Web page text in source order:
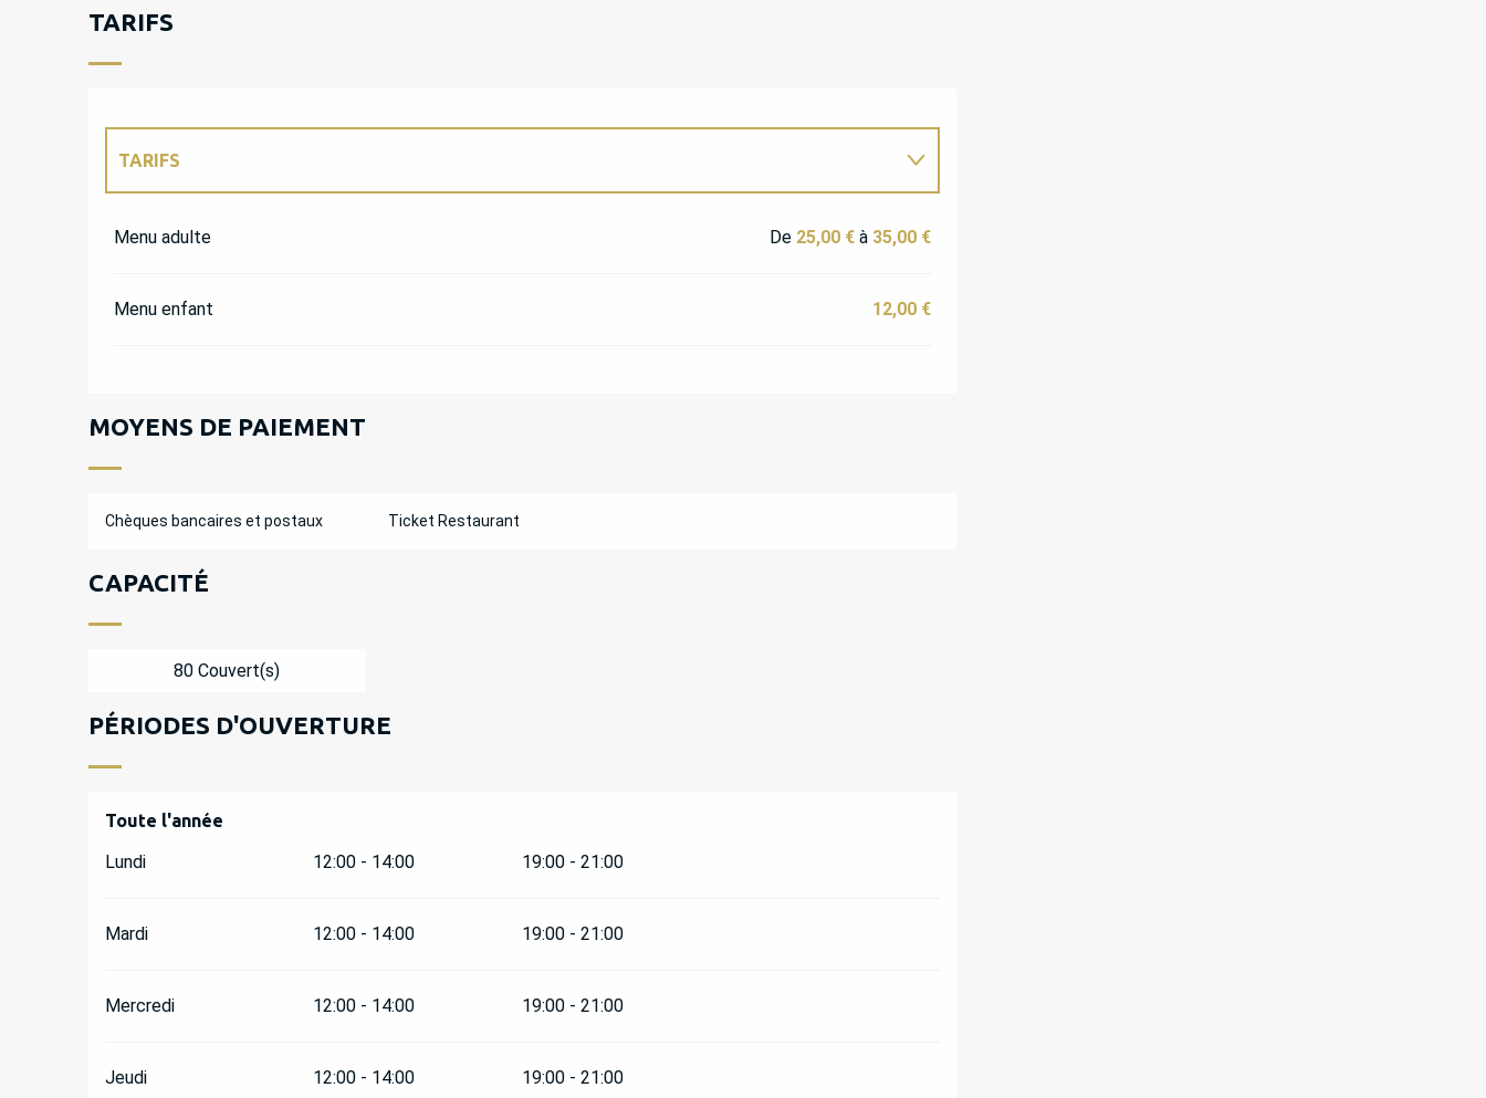
TARIFS
TARIFS
Menu adulte De 25,00 €à 35,00 €
Menu enfant 12,00 €
MOYENS DE PAIEMENT
Chèques bancaires et postaux Ticket Restaurant
CAPACITÉ
80 Couvert(s)
PÉRIODES D'OUVERTURE
Toute l'année
Toute l'année
Lundi 12:00 - 14:00 19:00 - 21:00
Mardi 12:00 - 14:00 19:00 - 21:00
Mercredi 12:00 - 14:00 19:00 - 21:00
Jeudi 12:00 - 14:00 19:00 - 21:00